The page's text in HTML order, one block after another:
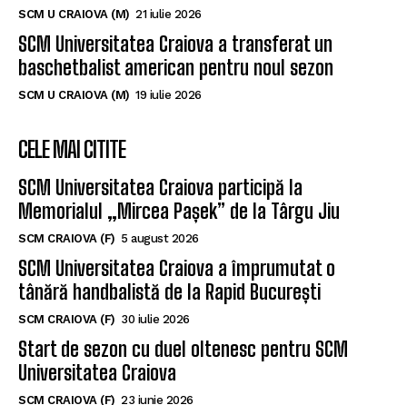
SCM U CRAIOVA (M) 21 iulie 2026
SCM Universitatea Craiova a transferat un
baschetbalist american pentru noul sezon
SCM U CRAIOVA (M) 19 iulie 2026
CELE MAI CITITE
SCM Universitatea Craiova participă la
Memorialul „Mircea Pașek” de la Târgu Jiu
SCM CRAIOVA (F) 5 august 2026
SCM Universitatea Craiova a împrumutat o
tânără handbalistă de la Rapid București
SCM CRAIOVA (F) 30 iulie 2026
Start de sezon cu duel oltenesc pentru SCM
Universitatea Craiova
SCM CRAIOVA (F) 23 iunie 2026